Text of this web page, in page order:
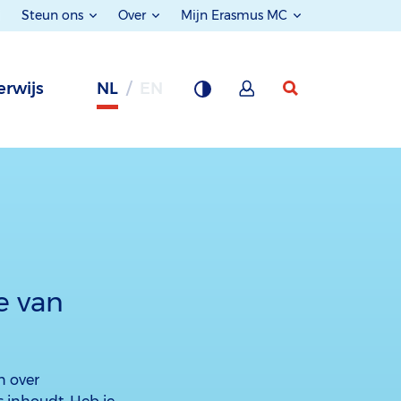
Steun ons Over Mijn Erasmus MC
NL
van
over